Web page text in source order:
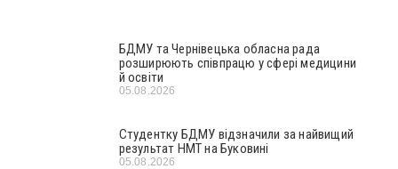
БДМУ та Чернівецька обласна рада
розширюють співпрацю у сфері медицини
й освіти
05.08.2026
Студентку БДМУ відзначили за найвищий
результат НМТ на Буковині
05.08.2026